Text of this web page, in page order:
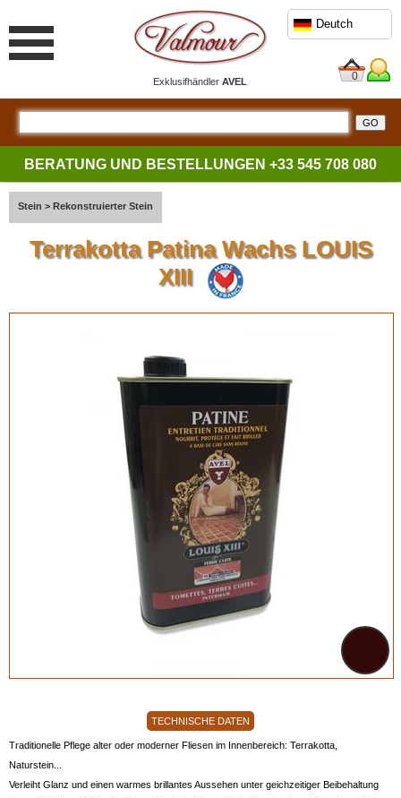
ExklusifhändlerAVEL
Deutch
0
BERATUNG UND BESTELLUNGEN +33 545 708 080
Stein > Rekonstruierter Stein
Terrakotta Patina Wachs LOUIS
XIII
TECHNISCHE DATEN
Traditionelle Pflege alter oder moderner Fliesen im Innenbereich: Terrakotta,
Naturstein...
Verleiht Glanz und einen warmes brillantes Aussehen unter geichzeitiger Beibehaltung